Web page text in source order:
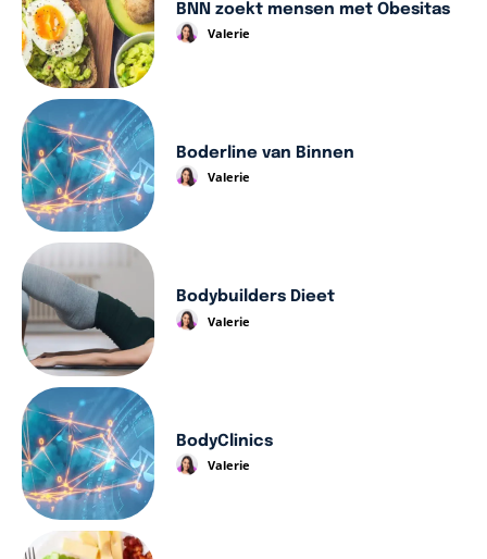
BNN zoekt mensen met Obesitas
Valerie
Boderline van Binnen
Valerie
Bodybuilders Dieet
Valerie
BodyClinics
Valerie